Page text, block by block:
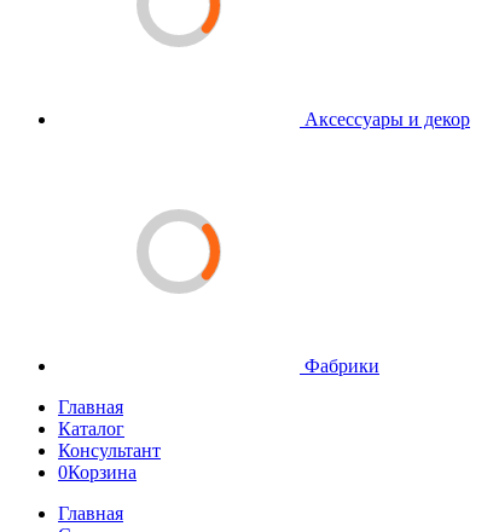
Аксессуары и декор
Фабрики
Главная
Каталог
Консультант
0Корзина
Главная